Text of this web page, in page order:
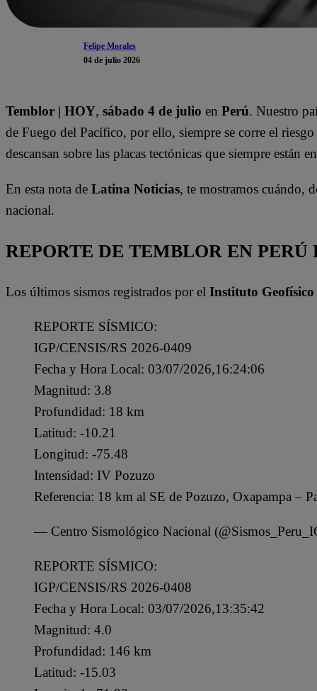
Felipe Morales
04 de julio 2026
Temblor | HOY, sábado 4 de julio en Perú. Nuestro
de Fuego del Pacífico, por ello, siempre se corre el
descansan sobre las placas tectónicas que siempre están
En esta nota de Latina Noticias, te mostramos cuándo,
nacional.
REPORTE DE TEMBLOR EN
Los últimos sismos registrados por el Instituto
REPORTE SÍSMICO:
IGP/CENSIS/RS 2026-0409
Fecha y Hora Local: 03/07/2026,16:24:06
Magnitud: 3.8
Profundidad: 18 km
Latitud: -10.21
Longitud: -75.48
Intensidad: IV Pozuzo
Referencia: 18 km al SE de Pozuzo, Oxapampa –
— Centro Sismológico Nacional
REPORTE SÍSMICO:
IGP/CENSIS/RS 2026-0408
Fecha y Hora Local: 03/07/2026,13:35:42
Magnitud: 4.0
Profundidad: 146 km
Latitud: -15.03